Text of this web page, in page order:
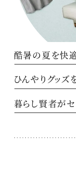
酷暑の夏を快
ひんやりグッズ
暮らし賢者がセ